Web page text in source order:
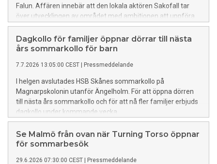
Falun. Affären innebär att den lokala aktören Sakofall tar
över utvecklingen av området med ambitionen att uppföra
nya bostadsrätter.
Dagkollo för familjer öppnar dörrar till nästa
års sommarkollo för barn
7.7.2026 13:05:00 CEST Pressmeddelande
I helgen avslutades HSB Skånes sommarkollo på
Magnarpskolonin utanför Ängelholm. För att öppna dörren
till nästa års sommarkollo och för att nå fler familjer erbjuds
dagkollo under kommande vecka.
Se Malmö från ovan när Turning Torso öppnar
för sommarbesök
29.6.2026 07:30:00 CEST Pressmeddelande